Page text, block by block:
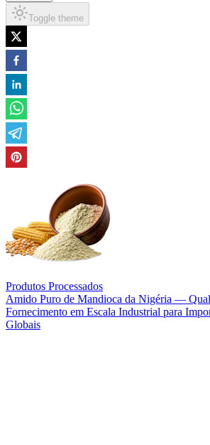
Toggle theme
Produtos Processados
Amido Puro de Mandioca da Nigéria —
Fornecimento em Escala Industrial para
Globais